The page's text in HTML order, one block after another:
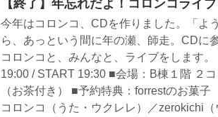
【終了】年忘れだよ！コロンコライブ
今年はコロンコ、CDを作りました。「よ
ら、あっという間に年の瀬、師走。CDに
コロンコと、みんなと、ライブをします
19:00 / START 19:30 ■会場：B棟１階 ２
（お茶付き） ■予約特典：forrestのお菓
コロンコ（うた・ウクレレ）／zerokichi